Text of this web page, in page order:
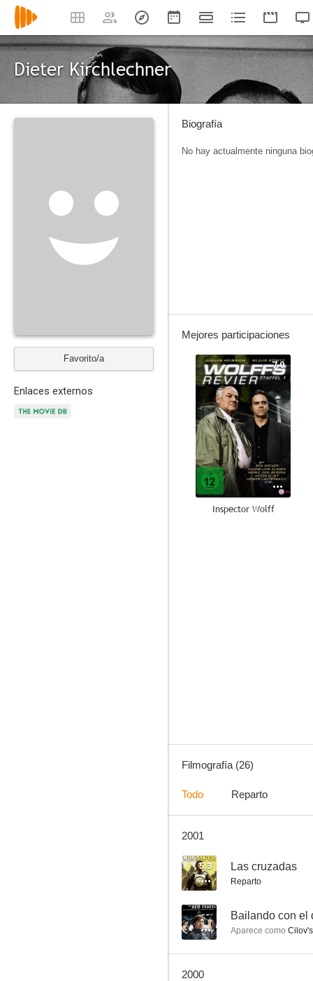
Dieter Kirchlechner
Favorito/a
Enlaces externos
Biografía
No hay actualmente ninguna
Mejores participaciones
7.0
Inspector Wolff
Filmografía (26)
Todo Reparto
2001
5.3 Las cruzadas
Reparto
-- Bailando con el
Aparece como
2000